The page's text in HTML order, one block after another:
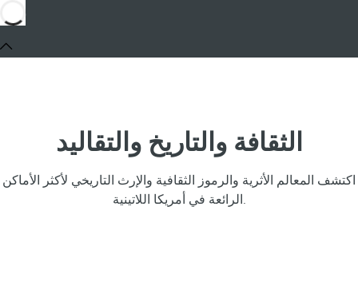
الثقافة والتاريخ والتقاليد
اكتشف المعالم الأثرية والرموز الثقافية والإرث التاريخي لأكثر الأماكن